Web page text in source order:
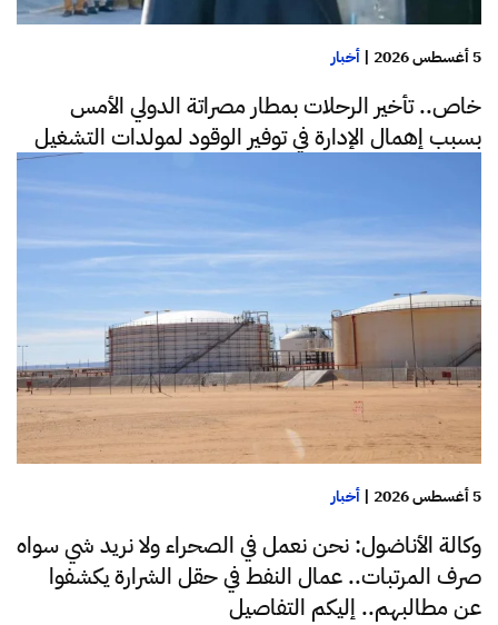
5 أغسطس 2026 | أخبار
خاص.. تأخير الرحلات بمطار مصراتة الدولي الأمس
بسبب إهمال الإدارة في توفير الوقود لمولدات التشغيل
5 أغسطس 2026 | أخبار
وكالة الأناضول: نحن نعمل في الصحراء ولا نريد شي سواه
صرف المرتبات.. عمال النفط في حقل الشرارة يكشفوا
عن مطالبهم.. إليكم التفاصيل